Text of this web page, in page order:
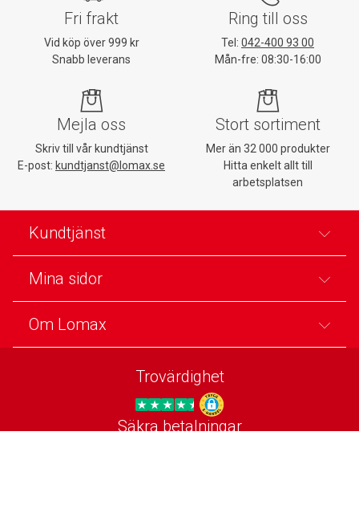
Fri frakt
Vid köp över 999 kr
Snabb leverans
Ring till oss
Tel: 042-400 93 00
Mån-fre: 08:30-16:00
Mejla oss
Skriv till vår kundtjänst
E-post: kundtjanst@lomax.se
Stort sortiment
Mer än 32 000 produkter
Hitta enkelt allt till
arbetsplatsen
Kundtjänst
Mina sidor
Om Lomax
Trovärdighet
Trygg E-handel
Säkra betalningar